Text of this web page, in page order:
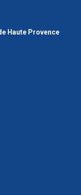
Haute Provence